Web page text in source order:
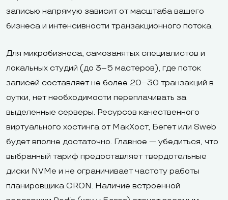
записью напрямую зависит от масштаба вашего
бизнеса и интенсивности транзакционного потока.
Для микробизнеса, самозанятых специалистов и
локальных студий (до 3–5 мастеров), где поток
записей составляет не более 20–30 транзакций в
сутки, нет необходимости переплачивать за
выделенные серверы. Ресурсов качественного
виртуального хостинга от МакХост, Бегет или Sweb
будет вполне достаточно. Главное — убедиться, что
выбранный тариф предоставляет твердотельные
диски NVMe и не ограничивает частоту работы
планировщика CRON. Наличие встроенной